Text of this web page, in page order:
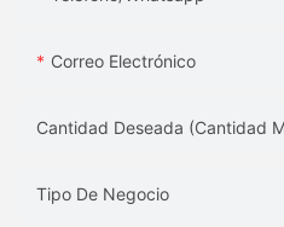
Correo Electrónico
Cantidad Deseada (Cantidad
Tipo De Negocio